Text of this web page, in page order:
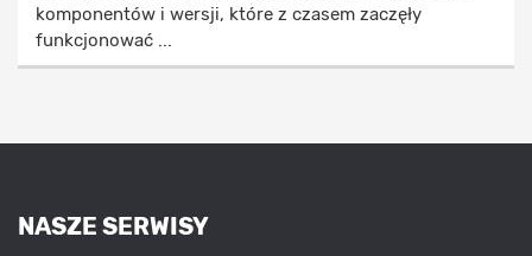
komponentów i wersji, które z czasem zaczęły
funkcjonować ...
NASZE SERWISY